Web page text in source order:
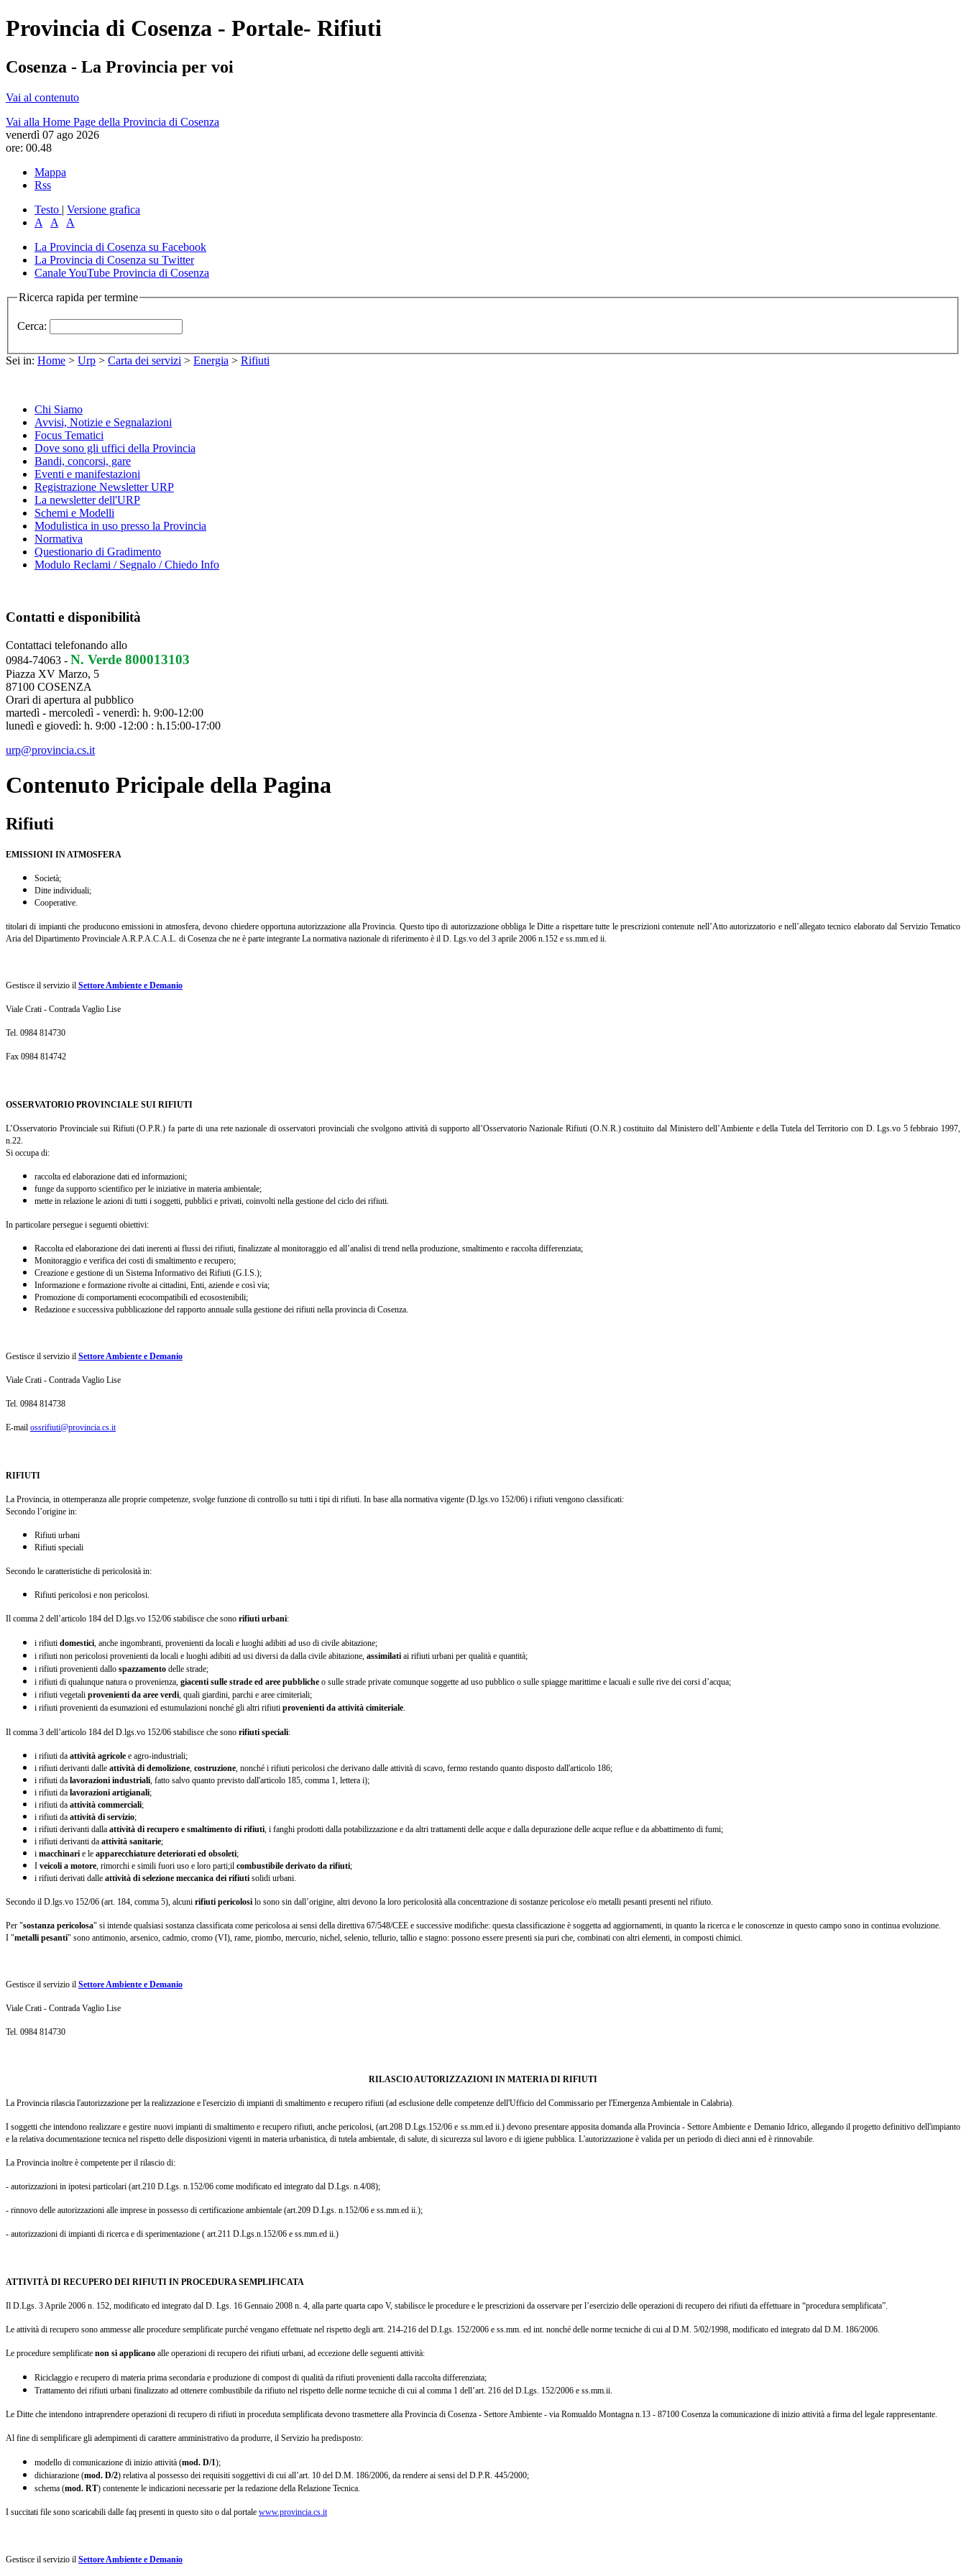
Provincia di Cosenza - Portale- Rifiuti
Cosenza - La Provincia per voi
Vai al contenuto
Vai alla Home Page della Provincia di Cosenza
venerdì 07 ago 2026
ore: 00.48
Mappa
Rss
Testo | Versione grafica
A
A
A
La Provincia di Cosenza su Facebook
La Provincia di Cosenza su Twitter
Canale YouTube Provincia di Cosenza
Ricerca rapida per termine
Cerca:
Sei in: Home > Urp > Carta dei servizi > Energia > Rifiuti
Chi Siamo
Avvisi, Notizie e Segnalazioni
Focus Tematici
Dove sono gli uffici della Provincia
Bandi, concorsi, gare
Eventi e manifestazioni
Registrazione Newsletter URP
La newsletter dell'URP
Schemi e Modelli
Modulistica in uso presso la Provincia
Normativa
Questionario di Gradimento
Modulo Reclami / Segnalo / Chiedo Info
Contatti e disponibilità
Contattaci telefonando allo
0984-74063 - N. Verde 800013103
Piazza XV Marzo, 5
87100 COSENZA
Orari di apertura al pubblico
martedì - mercoledì - venerdì: h. 9:00-12:00
lunedì e giovedì: h. 9:00 -12:00 : h.15:00-17:00
urp@provincia.cs.it
Contenuto Pricipale della Pagina
Rifiuti
EMISSIONI IN ATMOSFERA
Società;
Ditte individuali;
Cooperative.
titolari di impianti che producono emissioni in atmosfera, devono chiedere opportuna autorizzazione alla Provincia. Questo tipo di autorizzazione obbliga le Ditte a rispettare tutte le prescrizioni contenute nell’Atto autorizzatorio e nell’allegato tecnico elaborato dal Servizio Tematico
Aria del Dipartimento Provinciale A.R.P.A.C.A.L. di Cosenza che ne è parte integrante La normativa nazionale di riferimento è il D. Lgs.vo del 3 aprile 2006 n.152 e ss.mm.ed ii.
Gestisce il servizio il Settore Ambiente e Demanio
Viale Crati - Contrada Vaglio Lise
Tel. 0984 814730
Fax 0984 814742
OSSERVATORIO PROVINCIALE SUI RIFIUTI
L’Osservatorio Provinciale sui Rifiuti (O.P.R.) fa parte di una rete nazionale di osservatori provinciali che svolgono attività di supporto all’Osservatorio Nazionale Rifiuti (O.N.R.) costituito dal Ministero dell’Ambiente e della Tutela del Territorio con D. Lgs.vo 5 febbraio 1997,
n.22.
Si occupa di:
raccolta ed elaborazione dati ed informazioni;
funge da supporto scientifico per le iniziative in materia ambientale;
mette in relazione le azioni di tutti i soggetti, pubblici e privati, coinvolti nella gestione del ciclo dei rifiuti.
In particolare persegue i seguenti obiettivi:
Raccolta ed elaborazione dei dati inerenti ai flussi dei rifiuti, finalizzate al monitoraggio ed all’analisi di trend nella produzione, smaltimento e raccolta differenziata;
Monitoraggio e verifica dei costi di smaltimento e recupero;
Creazione e gestione di un Sistema Informativo dei Rifiuti (G.I.S.);
Informazione e formazione rivolte ai cittadini, Enti, aziende e così via;
Promozione di comportamenti ecocompatibili ed ecosostenibili;
Redazione e successiva pubblicazione del rapporto annuale sulla gestione dei rifiuti nella provincia di Cosenza.
Gestisce il servizio il Settore Ambiente e Demanio
Viale Crati - Contrada Vaglio Lise
Tel. 0984 814738
E-mail ossrifiuti@provincia.cs.it
RIFIUTI
La Provincia, in ottemperanza alle proprie competenze, svolge funzione di controllo su tutti i tipi di rifiuti. In base alla normativa vigente (D.lgs.vo 152/06) i rifiuti vengono classificati:
Secondo l’origine in:
Rifiuti urbani
Rifiuti speciali
Secondo le caratteristiche di pericolosità in:
Rifiuti pericolosi e non pericolosi.
Il comma 2 dell’articolo 184 del D.lgs.vo 152/06 stabilisce che sono rifiuti urbani:
i rifiuti domestici , anche ingombranti, provenienti da locali e luoghi adibiti ad uso di civile abitazione;
i rifiuti non pericolosi provenienti da locali e luoghi adibiti ad usi diversi da dalla civile abitazione, assimilati ai rifiuti urbani per qualità e quantità;
i rifiuti provenienti dallo spazzamento delle strade;
i rifiuti di qualunque natura o provenienza, giacenti sulle strade ed aree pubbliche o sulle strade private comunque soggette ad uso pubblico o sulle spiagge marittime e lacuali e sulle rive dei corsi d’acqua;
i rifiuti vegetali provenienti da aree verdi , quali giardini, parchi e aree cimiteriali;
i rifiuti provenienti da esumazioni ed estumulazioni nonché gli altri rifiuti provenienti da attività cimiteriale
Il comma 3 dell’articolo 184 del D.lgs.vo 152/06 stabilisce che sono rifiuti speciali:
i rifiuti da attività agricole e agro-industriali;
i rifiuti derivanti dalle attività di demolizione costruzione , nonché i rifiuti pericolosi che derivano dalle attività di scavo, fermo restando quanto disposto dall'articolo 186;
i rifiuti da lavorazioni industriali , fatto salvo quanto previsto dall'articolo 185, comma 1, lettera i);
i rifiuti da lavorazioni artigianali;
i rifiuti da attività commerciali;
i rifiuti da attività di servizio;
i rifiuti derivanti dalla attività di recupero e smaltimento di rifiuti , i fanghi prodotti dalla potabilizzazione e da altri trattamenti delle acque e dalla depurazione delle acque reflue e da abbattimento di fumi;
i rifiuti derivanti da attività sanitarie;
i macchinari e le apparecchiature deteriorati ed obsoleti;
I veicoli a motore , rimorchi e simili fuori uso e loro parti;il combustibile derivato da rifiuti;
i rifiuti derivati dalle attività di selezione meccanica dei rifiuti solidi urbani.
Secondo il D.lgs.vo 152/06 (art. 184, comma 5), alcuni rifiuti pericolosi lo sono sin dall’origine, altri devono la loro pericolosità alla concentrazione di sostanze pericolose e/o metalli pesanti presenti nel rifiuto.
Per "sostanza pericolosa" si intende qualsiasi sostanza classificata come pericolosa ai sensi della direttiva 67/548/CEE e successive modifiche: questa classificazione è soggetta ad aggiornamenti, in quanto la ricerca e le conoscenze in questo campo sono in continua evoluzione.
I "metalli pesanti" sono antimonio, arsenico, cadmio, cromo (VI), rame, piombo, mercurio, nichel, selenio, tellurio, tallio e stagno: possono essere presenti sia puri che, combinati con altri elementi, in composti chimici.
Gestisce il servizio il Settore Ambiente e Demanio
Viale Crati - Contrada Vaglio Lise
Tel. 0984 814730
RILASCIO AUTORIZZAZIONI IN MATERIA DI RIFIUTI
La Provincia rilascia l'autorizzazione per la realizzazione e l'esercizio di impianti di smaltimento e recupero rifiuti (ad esclusione delle competenze dell'Ufficio del Commissario per l'Emergenza Ambientale in Calabria).
I soggetti che intendono realizzare e gestire nuovi impianti di smaltimento e recupero rifiuti, anche pericolosi, (art.208 D.Lgs.152/06 e ss.mm.ed ii.) devono presentare apposita domanda alla Provincia - Settore Ambiente e Demanio Idrico, allegando il progetto definitivo dell'impianto
e la relativa documentazione tecnica nel rispetto delle disposizioni vigenti in materia urbanistica, di tutela ambientale, di salute, di sicurezza sul lavoro e di igiene pubblica. L'autorizzazione è valida per un periodo di dieci anni ed è rinnovabile.
La Provincia inoltre è competente per il rilascio di:
- autorizzazioni in ipotesi particolari (art.210 D.Lgs. n.152/06 come modificato ed integrato dal D.Lgs. n.4/08);
- rinnovo delle autorizzazioni alle imprese in possesso di certificazione ambientale (art.209 D.Lgs. n.152/06 e ss.mm.ed ii.);
- autorizzazioni di impianti di ricerca e di sperimentazione ( art.211 D.Lgs.n.152/06 e ss.mm.ed ii.)
ATTIVITÀ DI RECUPERO DEI RIFIUTI IN PROCEDURA SEMPLIFICATA
Il D.Lgs. 3 Aprile 2006 n. 152, modificato ed integrato dal D. Lgs. 16 Gennaio 2008 n. 4, alla parte quarta capo V, stabilisce le procedure e le prescrizioni da osservare per l’esercizio delle operazioni di recupero dei rifiuti da effettuare in “procedura semplificata”.
Le attività di recupero sono ammesse alle procedure semplificate purché vengano effettuate nel rispetto degli artt. 214-216 del D.Lgs. 152/2006 e ss.mm. ed int. nonché delle norme tecniche di cui al D.M. 5/02/1998, modificato ed integrato dal D.M. 186/2006.
Le procedure semplificate non si applicano alle operazioni di recupero dei rifiuti urbani, ad eccezione delle seguenti attività:
Riciclaggio e recupero di materia prima secondaria e produzione di compost di qualità da rifiuti provenienti dalla raccolta differenziata;
Trattamento dei rifiuti urbani finalizzato ad ottenere combustibile da rifiuto nel rispetto delle norme tecniche di cui al comma 1 dell’art. 216 del D.Lgs. 152/2006 e ss.mm.ii.
Le Ditte che intendono intraprendere operazioni di recupero di rifiuti in proceduta semplificata devono trasmettere alla Provincia di Cosenza - Settore Ambiente - via Romualdo Montagna n.13 - 87100 Cosenza la comunicazione di inizio attività a firma del legale rappresentante.
Al fine di semplificare gli adempimenti di carattere amministrativo da produrre, il Servizio ha predisposto:
modello di comunicazione di inizio attività (mod. D/1);
dichiarazione (mod. D/2) relativa al possesso dei requisiti soggettivi di cui all’art. 10 del D.M. 186/2006, da rendere ai sensi del D.P.R. 445/2000;
schema (mod. RT) contenente le indicazioni necessarie per la redazione della Relazione Tecnica.
I succitati file sono scaricabili dalle faq presenti in questo sito o dal portale www.provincia.cs.it
Gestisce il servizio il Settore Ambiente e Demanio